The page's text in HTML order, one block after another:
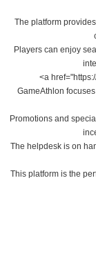
The platform
Players can enjoy
<a
GameAthlon
Promotions and
The helpdesk is on
This platform is the